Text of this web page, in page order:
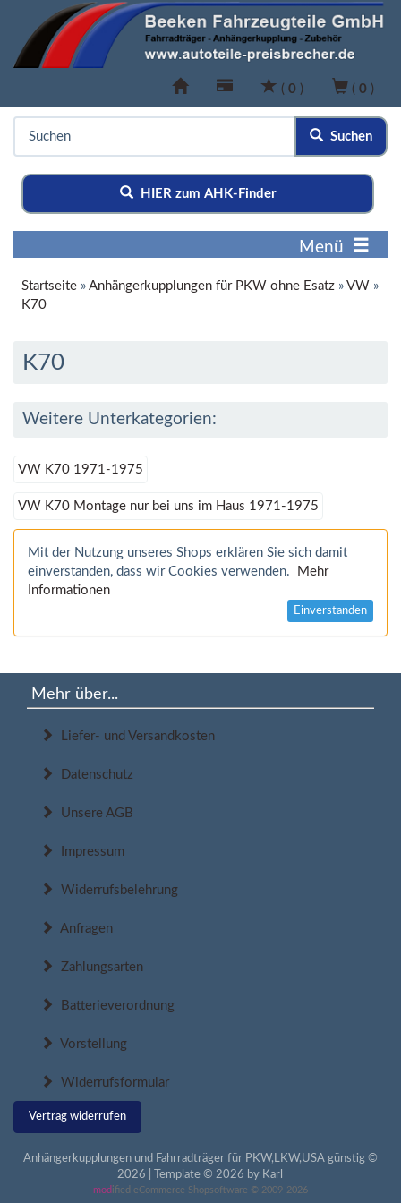
( 0 ) ( 0 )
Suchen
HIER zum AHK-Finder
Menü
Startseite » Anhängerkupplungen für PKW ohne Esatz » VW »
K70
K70
Weitere Unterkategorien:
VW K70 1971-1975
VW K70 Montage nur bei uns im Haus 1971-1975
Mit der Nutzung unseres Shops erklären Sie sich damit
einverstanden, dass wir Cookies verwenden.
Mehr
Informationen
Einverstanden
Mehr über...
Liefer- und Versandkosten
Datenschutz
Unsere AGB
Impressum
Widerrufsbelehrung
Anfragen
Zahlungsarten
Batterieverordnung
Vorstellung
Widerrufsformular
Vertrag widerrufen
Anhängerkupplungen und Fahrradträger für PKW,LKW,USA günstig ©
2026 | Template © 2026 by Karl
mod ified eCommerce Shopsoftware © 2009-2026